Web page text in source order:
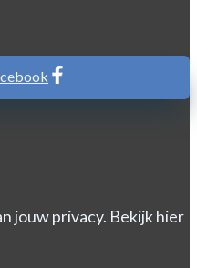
jouw privacy. Bekijk hier